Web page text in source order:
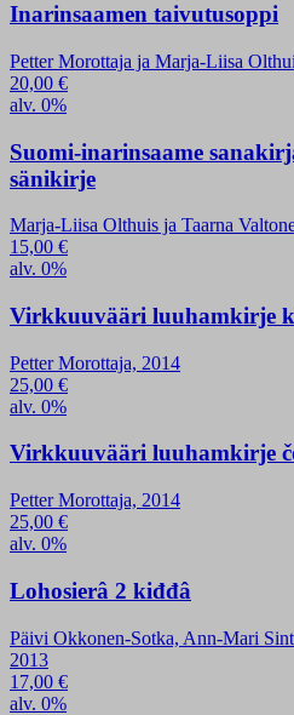
Inarinsaamen taivutusoppi
Petter Morottaja ja Marja-Liisa
20,00 €
alv. 0%
Suomi-inarinsaame
sänikirje
Marja-Liisa Olthuis ja Taarna
15,00 €
alv. 0%
Virkkuuvääri luuhamkirje
Petter Morottaja, 2014
25,00 €
alv. 0%
Virkkuuvääri luuhamkirje
Petter Morottaja, 2014
25,00 €
alv. 0%
Lohosierâ 2 kiđđâ
Päivi Okkonen-Sotka, Ann-Mari
2013
17,00 €
alv. 0%